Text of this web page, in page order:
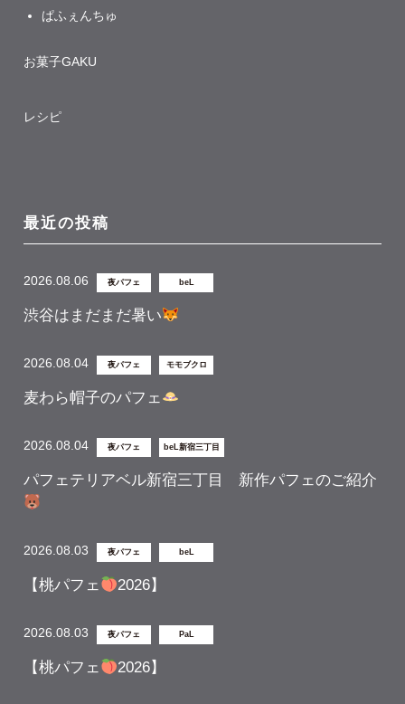
ぱふぇんちゅ
お菓子GAKU
レシピ
最近の投稿
2026.08.06 夜パフェ beL
渋谷はまだまだ暑い
2026.08.04 夜パフェ モモブクロ
麦わら帽子のパフェ
2026.08.04 夜パフェ beL新宿三丁目
パフェテリアベル新宿三丁目 新作パフェのご紹介
2026.08.03 夜パフェ beL
【桃パフェ 2026】
2026.08.03 夜パフェ PaL
【桃パフェ 2026】